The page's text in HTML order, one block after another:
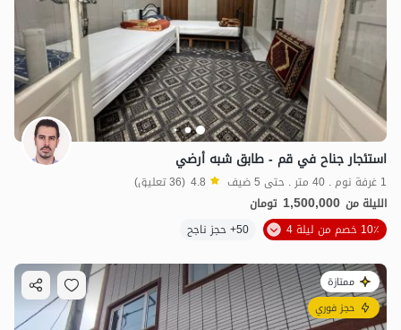
استئجار جناح في قم - طابق شبه أرضي
1 غرفة نوم . 40 متر . حتى 5 ضيف 4.8 (36 تعليق)
الليلة من 1,500,000 تومان
10٪ خصم من ليلة 4
50+ حجز ناجح
ممتازة
حجز فوري